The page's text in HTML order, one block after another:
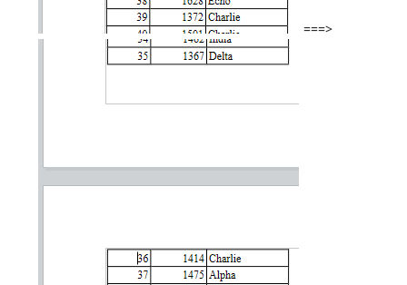
===>